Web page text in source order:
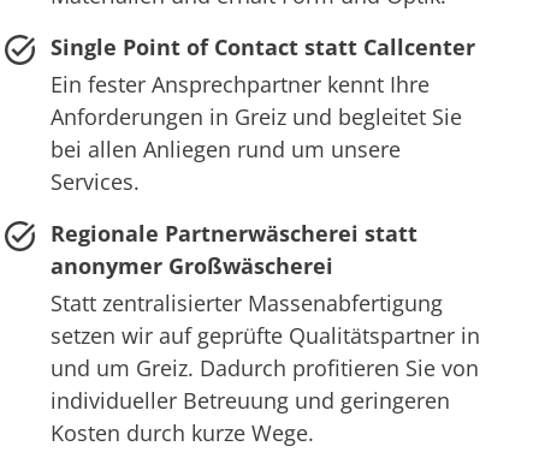
Single Point of Contact statt Callcenter
Ein fester Ansprechpartner kennt Ihre
Anforderungen in Greiz und begleitet Sie
bei allen Anliegen rund um unsere
Services.
Regionale Partnerwäscherei statt
anonymer Großwäscherei
Statt zentralisierter Massenabfertigung
setzen wir auf geprüfte Qualitätspartner in
und um Greiz. Dadurch profitieren Sie von
individueller Betreuung und geringeren
Kosten durch kurze Wege.